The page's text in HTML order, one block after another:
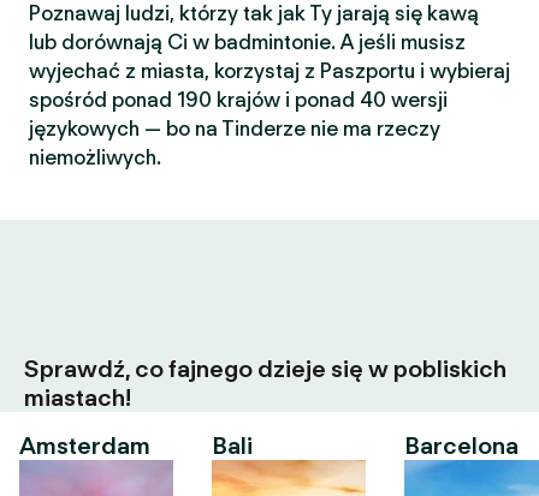
Poznawaj ludzi, którzy tak jak Ty jarają się kawą
lub dorównają Ci w badmintonie. A jeśli musisz
wyjechać z miasta, korzystaj z Paszportu i wybieraj
spośród ponad 190 krajów i ponad 40 wersji
językowych — bo na Tinderze nie ma rzeczy
niemożliwych.
Sprawdź, co fajnego dzieje się w pobliskich
miastach!
Amsterdam
Bali Barcelona